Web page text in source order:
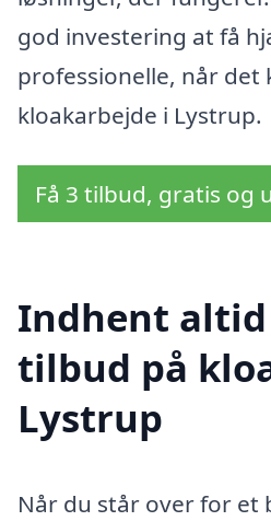
god investering at få
professionelle, når det
kloakarbejde i Lystrup.
Få 3 tilbud, gratis og
Indhent
tilbud på
Lystrup
Når du står over for et